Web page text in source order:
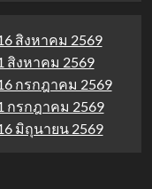
สิงหาคม 2569
สิงหาคม 2569
กรกฎาคม 2569
กรกฎาคม 2569
มิถุนายน 2569